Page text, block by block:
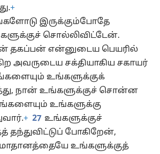
+
இருக்கும்போதே
சொல்லிவிட்டேன்.
தகப்பன் என்னுடைய பெயரில்
அவருடைய சக்தியாகிய சகாயர்
உங்களுக்குக்
நான் உங்களுக்குச் சொன்ன
உங்களுக்கு
+ 27 உங்களுக்குச்
தந்துவிட்டுப் போகிறேன்,
உங்களுக்குத்